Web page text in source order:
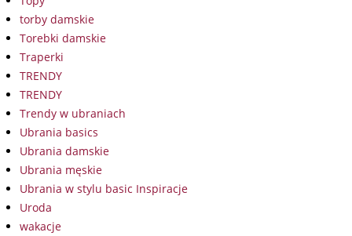
torby damskie
Torebki damskie
Traperki
TRENDY
TRENDY
Trendy w ubraniach
Ubrania basics
Ubrania damskie
Ubrania męskie
Ubrania w stylu basic Inspiracje
Uroda
wakacje